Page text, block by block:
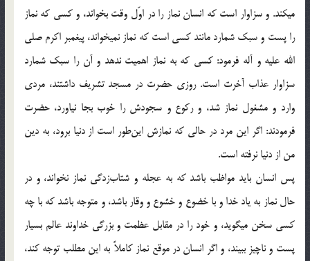
میکند. و سزاوار است که انسان نماز را در اوّل وقت بخواند، و کسی که نماز
را پست و سبک شمارد مانند کسی است که نماز نمیخواند، پیغمبر اکرم صلی
الله علیه و آله فرمود: کسی که به نماز اهمیت ندهد و آن را سبک شمارد
سزاوار عذاب آخرت است. روزی حضرت در مسجد تشریف داشتند، مردی
وارد و مشغول نماز شد، و رکوع و سجودش را خوب بجا نیاورد، حضرت
فرمودند: اگر این مرد در حالی که نمازش این‌طور است از دنیا برود، به دین
من از دنیا نرفته است.
پس انسان باید مواظب باشد که به عجله و شتاب‌زدگی نماز نخواند، و در
حال نماز به یاد خدا و با خضوع و خشوع و وقار باشد، و متوجه باشد که با چه
کسی سخن میگوید، و خود را در مقابل عظمت و بزرگی خداوند عالم بسیار
پست و ناچیز ببیند، و اگر انسان در موقع نماز کاملاً به این مطلب توجه کند،